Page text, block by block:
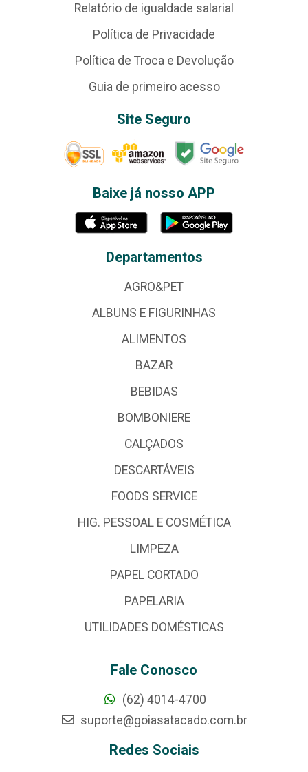
Relatório de igualdade salarial
Política de Privacidade
Política de Troca e Devolução
Guia de primeiro acesso
Site Seguro
Baixe já nosso APP
Departamentos
AGRO&PET
ALBUNS E FIGURINHAS
ALIMENTOS
BAZAR
BEBIDAS
BOMBONIERE
CALÇADOS
DESCARTÁVEIS
FOODS SERVICE
HIG. PESSOAL E COSMÉTICA
LIMPEZA
PAPEL CORTADO
PAPELARIA
UTILIDADES DOMÉSTICAS
Fale Conosco
(62) 4014-4700
suporte@goiasatacado.com.br
Redes Sociais